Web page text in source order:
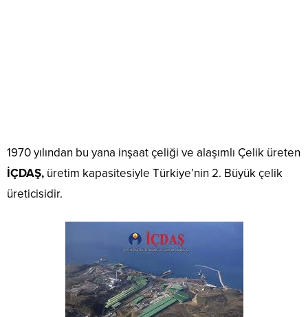
1970 yılından bu yana inşaat çeliği ve alaşımlı Çelik üreten
İÇDAŞ, üretim kapasitesiyle Türkiye’nin 2. Büyük çelik
üreticisidir.